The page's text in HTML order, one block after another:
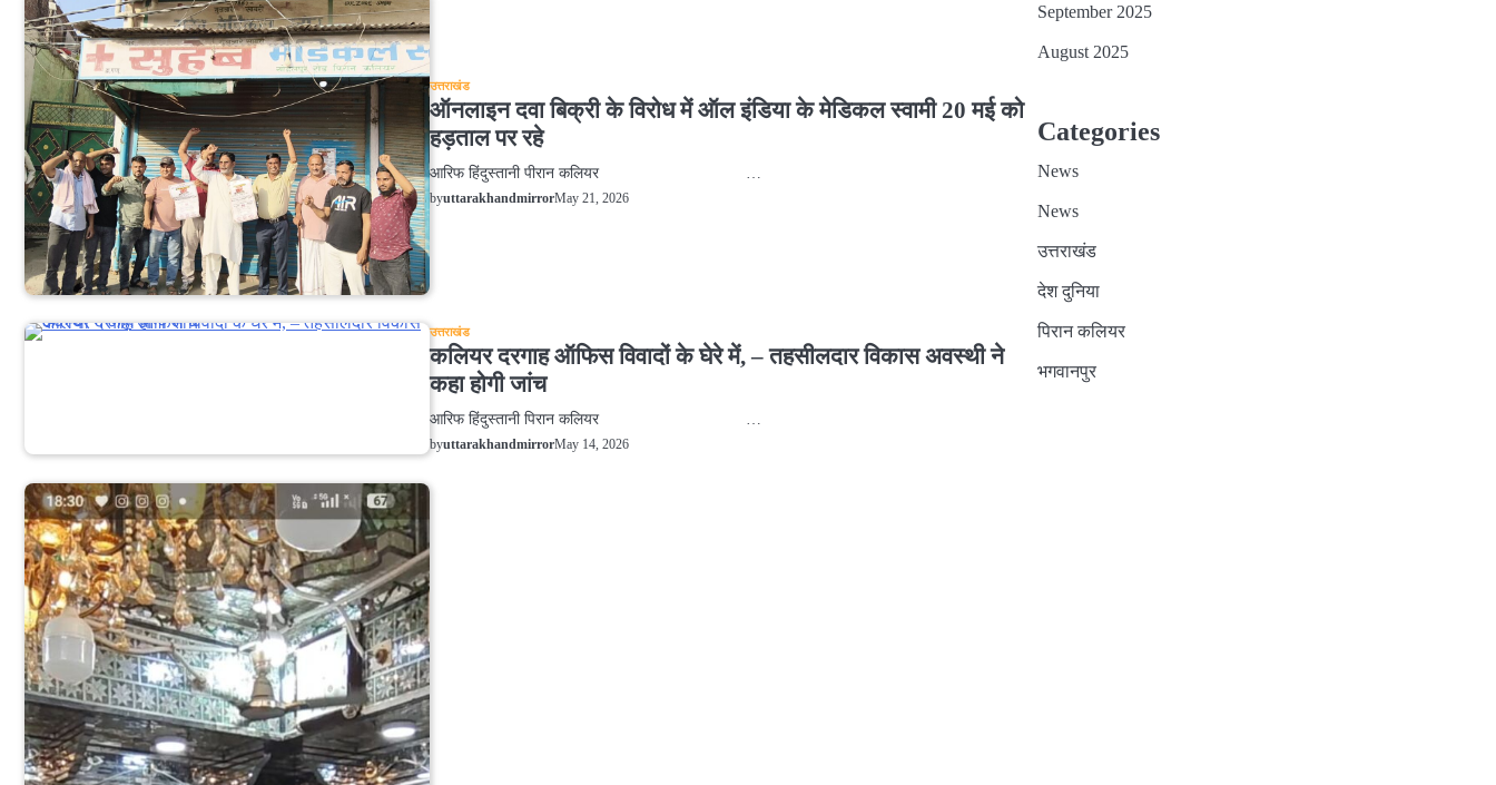
उत्तराखंड
ऑनलाइन दवा बिक्री के विरोध में ऑल इंडिया के मेडिकल स्वामी 20 मई को
हड़ताल पर रहे
आरिफ हिंदुस्तानी पीरान कलियर …
byuttarakhandmirrorMay 21, 2026
उत्तराखंड
कलियर दरगाह ऑफिस विवादों के घेरे में, – तहसीलदार विकास अवस्थी ने
कहा होगी जांच
आरिफ हिंदुस्तानी पिरान कलियर …
byuttarakhandmirrorMay 14, 2026
September 2025
August 2025
Categories
News
News
उत्तराखंड
देश दुनिया
पिरान कलियर
भगवानपुर